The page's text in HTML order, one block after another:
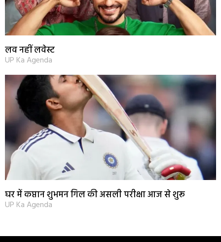
लव नहीं लवेस्ट
UP Ka Agenda
घर में कप्तान शुभमन गिल की असली परीक्षा आज से शुरू
UP Ka Agenda